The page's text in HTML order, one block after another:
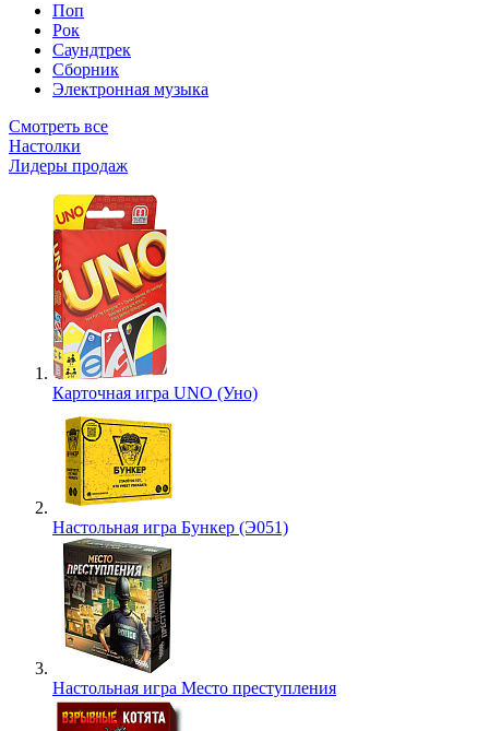
Поп
Рок
Саундтрек
Сборник
Электронная музыка
Смотреть все
Настолки
Лидеры продаж
Карточная игра UNO (Уно)
Настольная игра Бункер (Э051)
Настольная игра Место преступления